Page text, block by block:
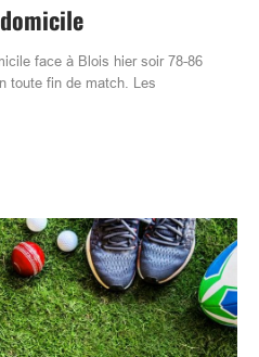
face à Blois hier soir 78-86
toute fin de match. Les